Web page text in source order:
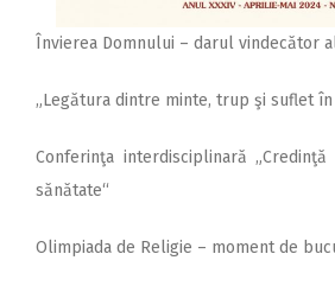
Învierea Domnului – darul vindecător
„Legătura dintre minte, trup şi suflet
Conferinţa interdisciplinară
sănătate“
Olimpiada de Religie – moment de